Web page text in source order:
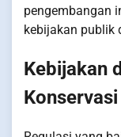
pengembangan
kebijakan publik
Kebijakan